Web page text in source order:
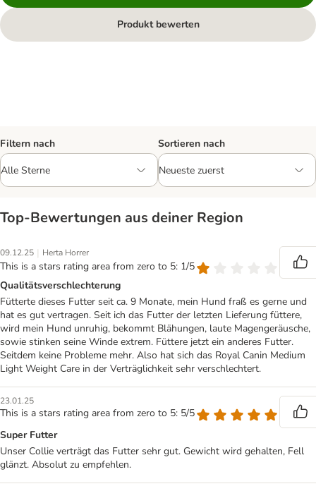
Produkt bewerten
Filtern nach Sortieren nach
Top‑Bewertungen aus deiner Region
09.12.25 | Herta Horrer
This is a stars rating area from zero to 5: 1/5
Qualitätsverschlechterung
Fütterte dieses Futter seit ca. 9 Monate, mein Hund fraß es gerne und
hat es gut vertragen. Seit ich das Futter der letzten Lieferung füttere,
wird mein Hund unruhig, bekommt Blähungen, laute Magengeräusche,
sowie stinken seine Winde extrem. Füttere jetzt ein anderes Futter.
Seitdem keine Probleme mehr. Also hat sich das Royal Canin Medium
Light Weight Care in der Verträglichkeit sehr verschlechtert.
23.01.25
This is a stars rating area from zero to 5: 5/5
Super Futter
Unser Collie verträgt das Futter sehr gut. Gewicht wird gehalten, Fell
glänzt. Absolut zu empfehlen.